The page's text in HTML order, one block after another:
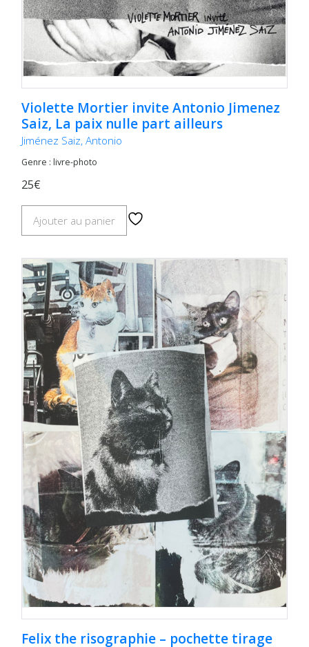
Violette Mortier invite Antonio Jimenez
Saiz, La paix nulle part ailleurs
Jiménez Saiz, Antonio
Genre : livre-photo
25€
Ajouter au panier
Felix the risographie – pochette tirage